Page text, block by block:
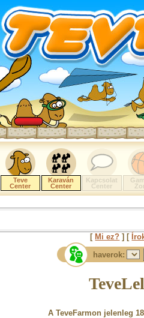
Teve
Center
Karaván
Center
Kapcsolat
Center
[ Mi ez? ] [
haverok:
A TeveFarmon jelenleg